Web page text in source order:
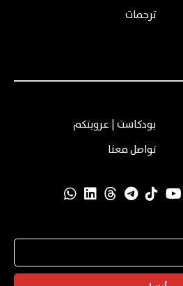
ترجمات
بودكاست | عروبتكم
تواصل معنا